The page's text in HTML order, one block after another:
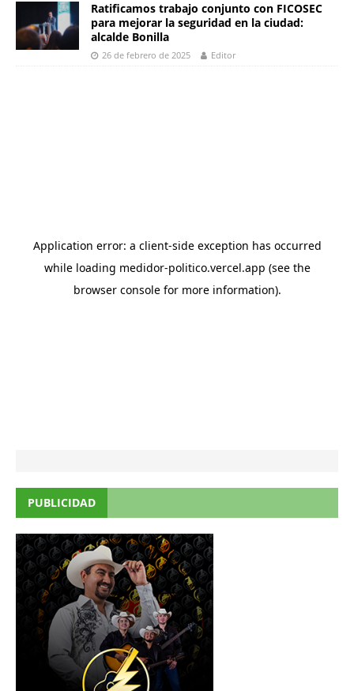
Ratificamos trabajo conjunto con FICOSEC
para mejorar la seguridad en la ciudad:
alcalde Bonilla
26 de febrero de 2025 Editor
PUBLICIDAD